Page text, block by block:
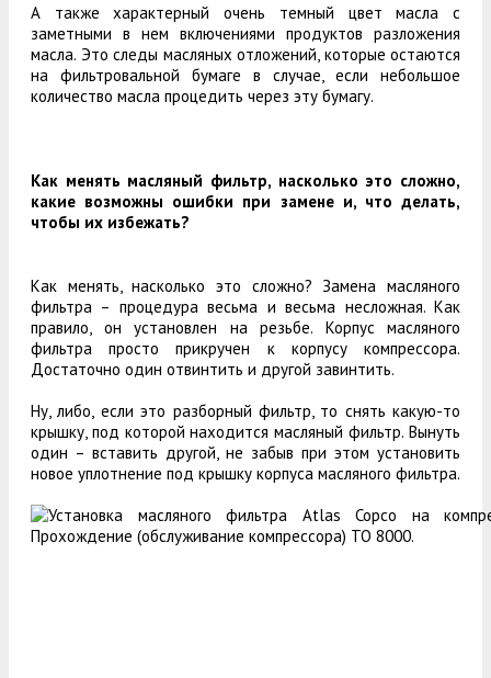
А также характерный очень темный цвет масла с
заметными в нем включениями продуктов разложения
масла. Это следы масляных отложений, которые остаются
на фильтровальной бумаге в случае, если небольшое
количество масла процедить через эту бумагу.
Как менять масляный фильтр, насколько это сложно,
какие возможны ошибки при замене и, что делать,
чтобы их избежать?
Как менять, насколько это сложно? Замена масляного
фильтра – процедура весьма и весьма несложная. Как
правило, он установлен на резьбе. Корпус масляного
фильтра просто прикручен к корпусу компрессора.
Достаточно один отвинтить и другой завинтить.
Ну, либо, если это разборный фильтр, то снять какую-то
крышку, под которой находится масляный фильтр. Вынуть
один – вставить другой, не забыв при этом установить
новое уплотнение под крышку корпуса масляного фильтра.